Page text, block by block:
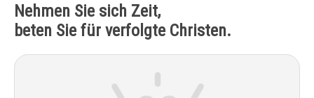
Nehmen Sie sich Zeit,
beten Sie für verfolgte Christen.